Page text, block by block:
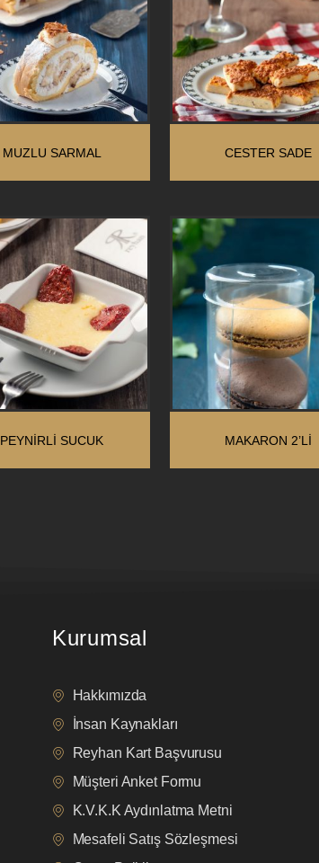
MUZLU SARMAL CESTER SADE
PEYNIRLI SUCUK MAKARON 2’LI
Kurumsal
Hakkımızda
İnsan Kaynakları
Reyhan Kart Başvurusu
Müşteri Anket Formu
K.V.K.K Aydınlatma Metni
Mesafeli Satış Sözleşmesi